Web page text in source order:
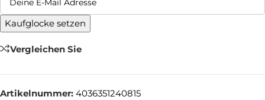
Kaufglocke setzen
Vergleichen Sie
Artikelnummer: 4036351240815